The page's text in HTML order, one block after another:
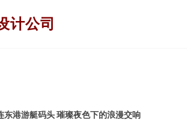
计公司
东港游艇码头 璀璨夜色下的浪漫交响